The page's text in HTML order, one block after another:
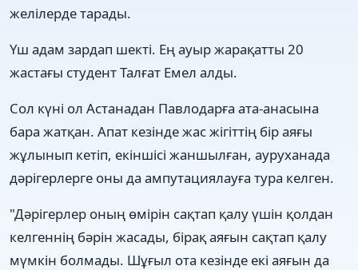
желілерде тарады.
Үш адам зардап шекті. Ең ауыр жарақатты 20
жастағы студент Талғат Емел алды.
Сол күні ол Астанадан Павлодарға ата-анасына
бара жатқан. Апат кезінде жас жігіттің бір аяғы
жұлынып кетіп, екіншісі жаншылған, ауруханада
дәрігерлерге оны да ампутациялауға тура келген.
"Дәрігерлер оның өмірін сақтап қалу үшін қолдан
келгеннің бәрін жасады, бірақ аяғын сақтап қалу
мүмкін болмады. Шұғыл ота кезінде екі аяғын да